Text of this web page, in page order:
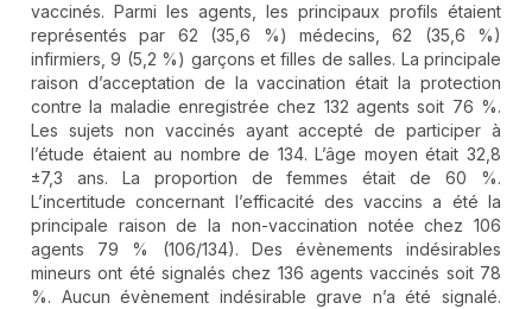
vaccinés. Parmi les agents, les principaux profils étaient
représentés par 62 (35,6 %) médecins, 62 (35,6 %)
infirmiers, 9 (5,2 %) garçons et filles de salles. La principale
raison d’acceptation de la vaccination était la protection
contre la maladie enregistrée chez 132 agents soit 76 %.
Les sujets non vaccinés ayant accepté de participer à
l’étude étaient au nombre de 134. L’âge moyen était 32,8
±7,3 ans. La proportion de femmes était de 60 %.
L’incertitude concernant l’efficacité des vaccins a été la
principale raison de la non-vaccination notée chez 106
agents 79 % (106/134). Des évènements indésirables
mineurs ont été signalés chez 136 agents vaccinés soit 78
%. Aucun évènement indésirable grave n’a été signalé.